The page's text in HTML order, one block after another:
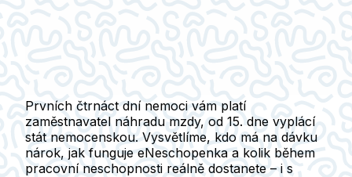
Prvních čtrnáct dní nemoci vám platí
zaměstnavatel náhradu mzdy, od 15. dne vyplácí
stát nemocenskou. Vysvětlíme, kdo má na dávku
nárok, jak funguje eNeschopenka a kolik během
pracovní neschopnosti reálně dostanete – i s